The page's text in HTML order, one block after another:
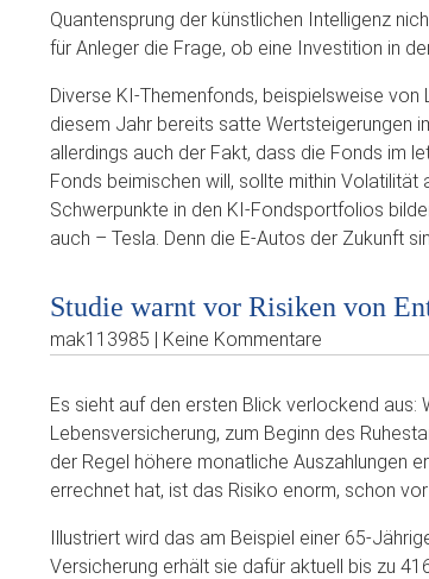
Quantensprung der künstlichen Intelligenz
für Anleger die Frage, ob eine Investition in
Diverse KI-Themenfonds, beispielsweise von
diesem Jahr bereits satte Wertsteigerungen
allerdings auch der Fakt, dass die Fonds im
Fonds beimischen will, sollte mithin Volatilität
Schwerpunkte in den KI-Fondsportfolios
auch – Tesla. Denn die E-Autos der Zukunft
Studie warnt vor Risiken von
mak113985 | Keine Kommentare
Es sieht auf den ersten Blick verlockend
Lebensversicherung, zum Beginn des
der Regel höhere monatliche Auszahlungen
errechnet hat, ist das Risiko enorm, schon
Illustriert wird das am Beispiel einer 65-
Versicherung erhält sie dafür aktuell bis zu